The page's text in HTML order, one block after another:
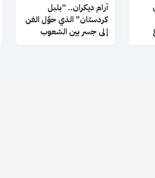
آرام ديكران.. “بلبل
كردستان” الذي حوّل الفن
إلى جسر بين الشعوب